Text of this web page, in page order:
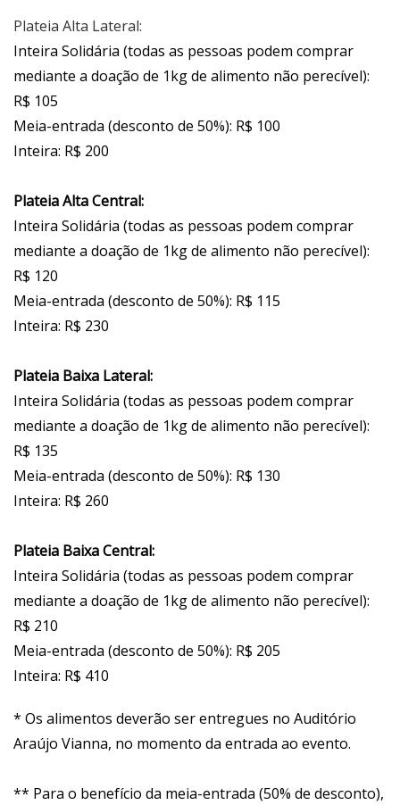
Plateia Alta Lateral:
Inteira Solidária (todas as pessoas podem comprar
mediante a doação de 1kg de alimento não perecível):
R$ 105
Meia-entrada (desconto de 50%): R$ 100
Inteira: R$ 200
Plateia Alta Central:
Inteira Solidária (todas as pessoas podem comprar
mediante a doação de 1kg de alimento não perecível):
R$ 120
Meia-entrada (desconto de 50%): R$ 115
Inteira: R$ 230
Plateia Baixa Lateral:
Inteira Solidária (todas as pessoas podem comprar
mediante a doação de 1kg de alimento não perecível):
R$ 135
Meia-entrada (desconto de 50%): R$ 130
Inteira: R$ 260
Plateia Baixa Central:
Inteira Solidária (todas as pessoas podem comprar
mediante a doação de 1kg de alimento não perecível):
R$ 210
Meia-entrada (desconto de 50%): R$ 205
Inteira: R$ 410
* Os alimentos deverão ser entregues no Auditório
Araújo Vianna, no momento da entrada ao evento.
** Para o benefício da meia-entrada (50% de desconto),